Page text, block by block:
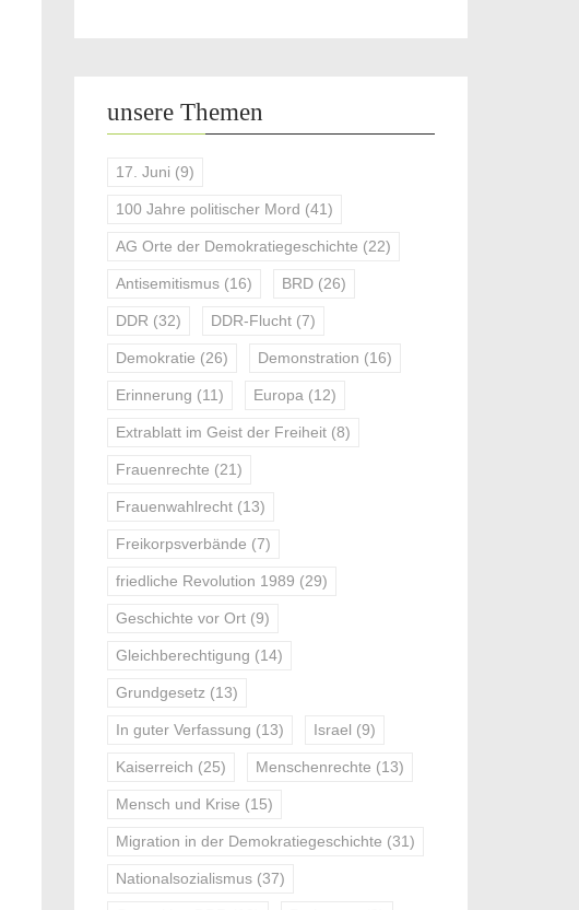
unsere Themen
17. Juni (9)
100 Jahre politischer Mord (41)
AG Orte der Demokratiegeschichte (22)
Antisemitismus (16) BRD (26)
DDR (32) DDR-Flucht (7)
Demokratie (26) Demonstration (16)
Erinnerung (11) Europa (12)
Extrablatt im Geist der Freiheit (8)
Frauenrechte (21)
Frauenwahlrecht (13)
Freikorpsverbände (7)
friedliche Revolution 1989 (29)
Geschichte vor Ort (9)
Gleichberechtigung (14)
Grundgesetz (13)
In guter Verfassung (13) Israel (9)
Kaiserreich (25) Menschenrechte (13)
Mensch und Krise (15)
Migration in der Demokratiegeschichte (31)
Nationalsozialismus (37)